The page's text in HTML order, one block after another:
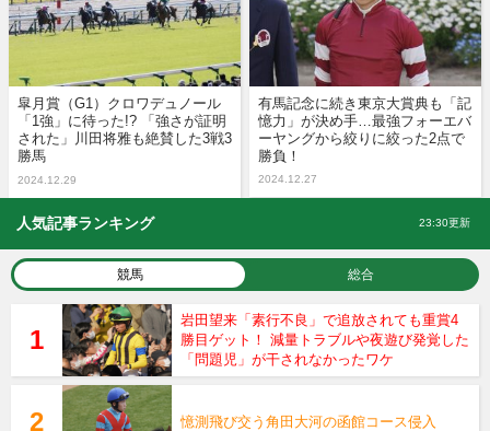
皐月賞（G1）クロワデュノール
「1強」に待った!? 「強さが証明
された」川田将雅も絶賛した3戦3
勝馬
2024.12.29
有馬記念に続き東京大賞典も「記
憶力」が決め手…最強フォーエバ
ーヤングから絞りに絞った2点で
勝負！
2024.12.27
人気記事ランキング 23:30更新
競馬 総合
岩田望来「素行不良」で追放されても重賞4
勝目ゲット！ 減量トラブルや夜遊び発覚した
「問題児」が干されなかったワケ
憶測飛び交う角田大河の函館コース侵入